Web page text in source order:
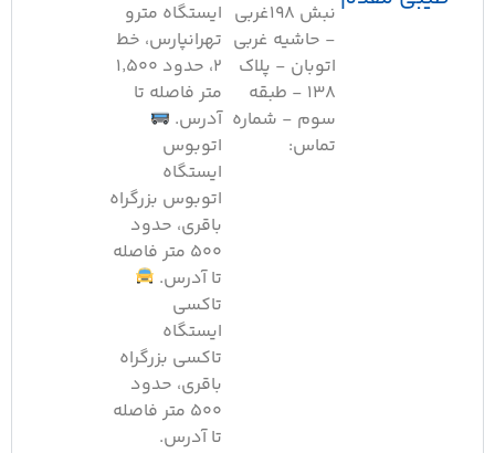
نبش 198غربی
- حاشیه غربی
اتوبان - پلاک
138 - طبقه
سوم - شماره
ایستگاه مترو
تهرانپارس، خط
۲، حدود ۱٬۵۰۰
متر فاصله تا
آدرس.
اتوبوس
ایستگاه
اتوبوس بزرگراه
باقری، حدود
۵۰۰ متر فاصله
تا آدرس.
تاکسی
ایستگاه
تاکسی بزرگراه
باقری، حدود
۵۰۰ متر فاصله
تا آدرس.